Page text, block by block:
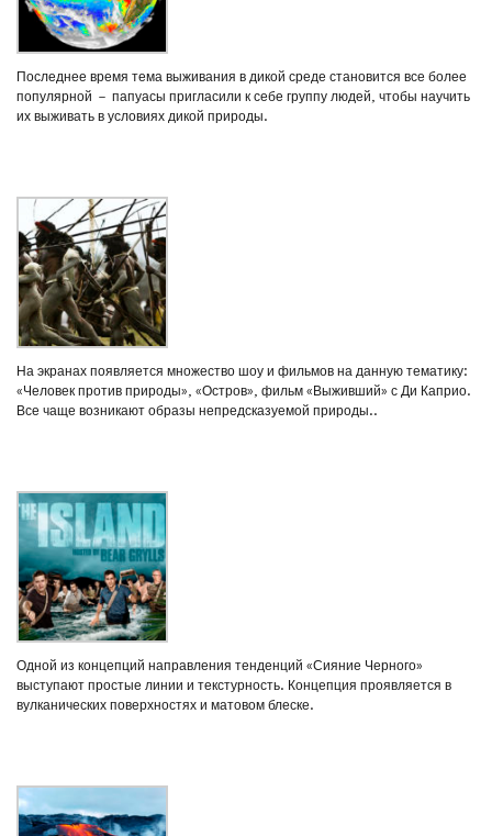
Последнее время тема выживания в дикой среде становится все более
популярной – папуасы пригласили к себе группу людей, чтобы научить
их выживать в условиях дикой природы.
На экранах появляется множество шоу и фильмов на данную тематику:
«Человек против природы», «Остров», фильм «Выживший» с Ди Каприо.
Все чаще возникают образы непредсказуемой природы..
Одной из концепций направления тенденций «Сияние Черного»
выступают простые линии и текстурность. Концепция проявляется в
вулканических поверхностях и матовом блеске.